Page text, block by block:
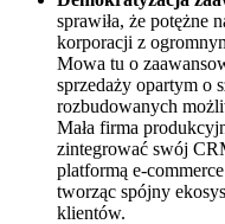
sprawiła, że potężne
korporacji z
Mowa tu o
sprzedaży opartym o
rozbudowanych
Mała firma
zintegrować swój
platformą e-
tworząc spójny
klientów.